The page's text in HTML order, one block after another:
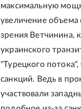
максимальную
увеличение объема
зрения Ветчинина,
украинского
"Турецкого
санкций. Ведь в
участвовали